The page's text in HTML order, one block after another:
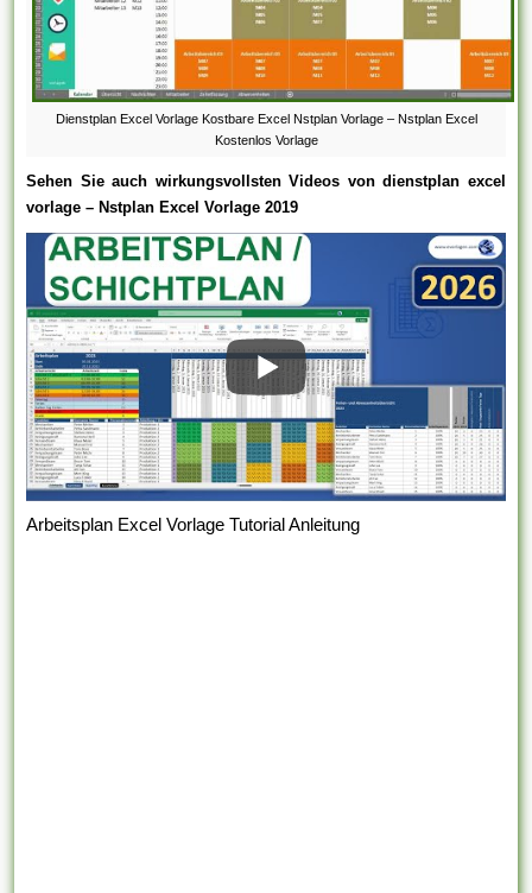
Dienstplan Excel Vorlage Kostbare Excel Nstplan Vorlage – Nstplan Excel
Kostenlos Vorlage
Sehen Sie auch wirkungsvollsten Videos von dienstplan excel
vorlage – Nstplan Excel Vorlage 2019
Arbeitsplan Excel Vorlage Tutorial Anleitung